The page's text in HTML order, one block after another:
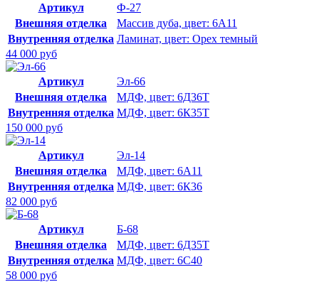
Артикул
Ф-27
Внешняя отделка
Массив дуба, цвет: 6А11
Внутренняя отделка Ламинат, цвет: Орех темный
44 000 руб
Артикул
Эл-66
Внешняя отделка
МДФ, цвет: 6Д36Т
Внутренняя отделка МДФ, цвет: 6К35Т
150 000 руб
Артикул
Эл-14
Внешняя отделка
МДФ, цвет: 6А11
Внутренняя отделка МДФ, цвет: 6К36
82 000 руб
Артикул
Б-68
Внешняя отделка
МДФ, цвет: 6Д35Т
Внутренняя отделка МДФ, цвет: 6С40
58 000 руб